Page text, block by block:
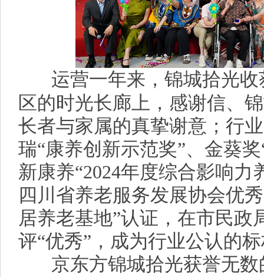
运营一年来，锦城拾光
区的时光长廊上，感谢信、
长者与家属的真挚谢意；行
瑞“康养创新示范奖”、金葵
新康养“2024年度综合影响力
四川省养老服务发展协会优
居养老基地”认证，在市民政
评“优秀”，成为行业公认的
京东方锦城拾光获誉无